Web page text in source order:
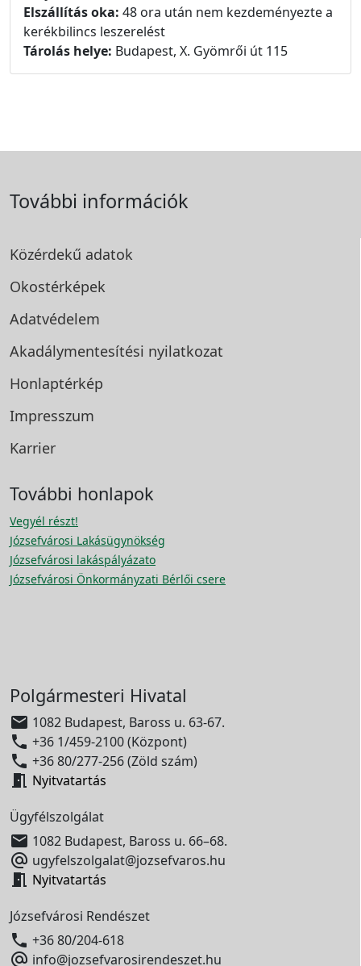
Elszállítás oka: 48 ora után nem kezdeményezte a
kerékbilincs leszerelést
Tárolás helye: Budapest, X. Gyömrői út 115
További információk
Közérdekű adatok
Okostérképek
Adatvédelem
Akadálymentesítési nyilatkozat
Honlaptérkép
Impresszum
Karrier
További honlapok
Vegyél részt!
Józsefvárosi Lakásügynökség
Józsefvárosi lakáspályázato
Józsefvárosi Önkormányzati Bérlői csere
Polgármesteri Hivatal
 1082 Budapest, Baross u. 63-67.
 +36 1/459-2100 (Központ)
 +36 80/277-256 (Zöld szám)
 Nyitvatartás
Ügyfélszolgálat
 1082 Budapest, Baross u. 66–68.
 ugyfelszolgalat@jozsefvaros.hu
 Nyitvatartás
Józsefvárosi Rendészet
 +36 80/204-618
 info@jozsefvarosirendeszet.hu